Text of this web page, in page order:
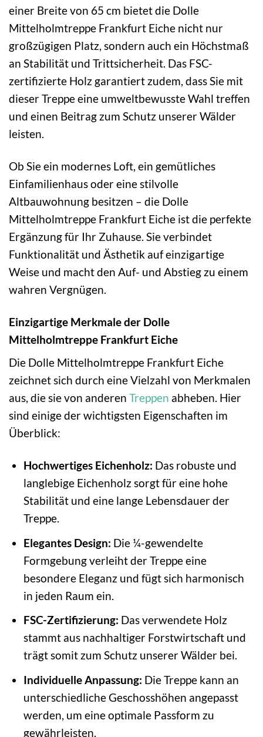
einer Breite von 65 cm bietet die Dolle
Mittelholmtreppe Frankfurt Eiche nicht nur
großzügigen Platz, sondern auch ein Höchstmaß
an Stabilität und Trittsicherheit. Das FSC-
zertifizierte Holz garantiert zudem, dass Sie mit
dieser Treppe eine umweltbewusste Wahl treffen
und einen Beitrag zum Schutz unserer Wälder
leisten.
Ob Sie ein modernes Loft, ein gemütliches
Einfamilienhaus oder eine stilvolle
Altbauwohnung besitzen – die Dolle
Mittelholmtreppe Frankfurt Eiche ist die perfekte
Ergänzung für Ihr Zuhause. Sie verbindet
Funktionalität und Ästhetik auf einzigartige
Weise und macht den Auf- und Abstieg zu einem
wahren Vergnügen.
Einzigartige Merkmale der Dolle
Mittelholmtreppe Frankfurt Eiche
Die Dolle Mittelholmtreppe Frankfurt Eiche
zeichnet sich durch eine Vielzahl von Merkmalen
aus, die sie von anderen Treppen abheben. Hier
sind einige der wichtigsten Eigenschaften im
Überblick:
Hochwertiges Eichenholz: Das robuste und
langlebige Eichenholz sorgt für eine hohe
Stabilität und eine lange Lebensdauer der
Treppe.
Elegantes Design: Die ¼-gewendelte
Formgebung verleiht der Treppe eine
besondere Eleganz und fügt sich harmonisch
in jeden Raum ein.
FSC-Zertifizierung: Das verwendete Holz
stammt aus nachhaltiger Forstwirtschaft und
trägt somit zum Schutz unserer Wälder bei.
Individuelle Anpassung: Die Treppe kann an
unterschiedliche Geschosshöhen angepasst
werden, um eine optimale Passform zu
gewährleisten.